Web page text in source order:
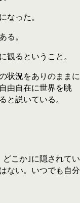
った。
る。
るということ。
状況をありのままに
由自在に世界を眺
説いている。
こか｣に隠されてい
ない。いつでも自分